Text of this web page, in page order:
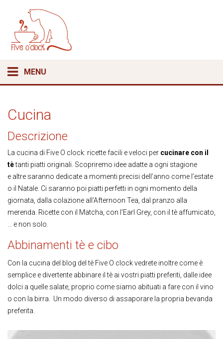
MENU
Cucina
Descrizione
La cucina di Five O clock: ricette facili e veloci per cucinare con il
tètanti piatti originali. Scopriremo idee adatte a ogni stagione
e altre saranno dedicate a momenti precisi dell’anno come l’estate
o il Natale. Ci saranno poi piatti perfetti in ogni momento della
giornata, dalla colazione all’Afternoon Tea, dal pranzo alla
merenda. Ricette con il Matcha, con l’Earl Grey, con il tè affumicato,
… e non solo.
Abbinamenti tè e cibo
Con la cucina del blog del tè Five O clock vedrete inoltre come è
semplice e divertente abbinare il tè ai vostri piatti preferiti, dalle idee
dolci a quelle salate, proprio come siamo abituati a fare con il vino
o con la birra. Un modo diverso di assaporare la propria bevanda
preferita.